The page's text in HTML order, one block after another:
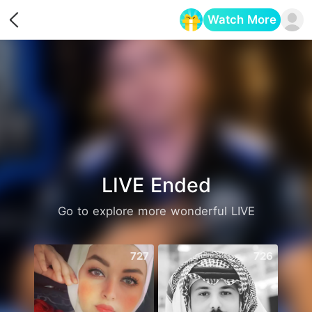
Watch More
LIVE Ended
Go to explore more wonderful LIVE
727 726